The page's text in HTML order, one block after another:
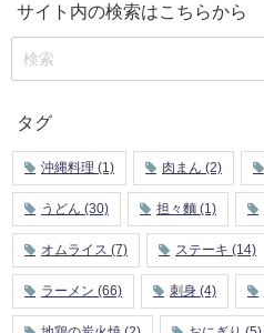
サイト内の検索はこちらから
タグ
沖縄料理 (1) 肉まん (2)
うどん (30) 担々麵 (1)
オムライス (7) ステーキ (14)
ラーメン (66) 刺身 (4)